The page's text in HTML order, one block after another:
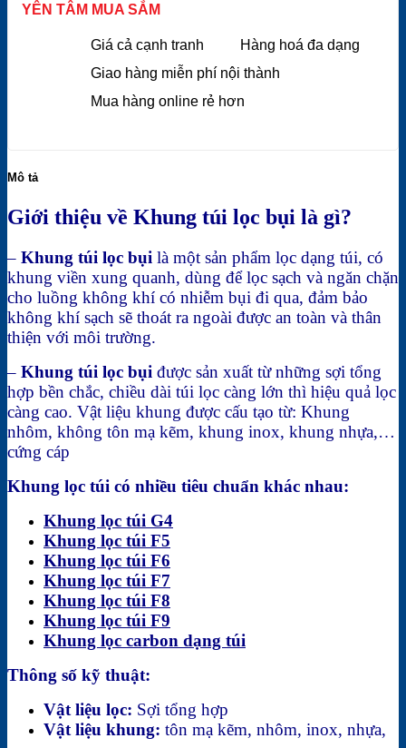
YÊN TÂM MUA SẮM
Giá cả cạnh tranh
Hàng hoá đa dạng
Giao hàng miễn phí nội thành
Mua hàng online rẻ hơn
Mô tả
Giới thiệu về Khung túi lọc bụi là gì?
– Khung túi lọc bụi là một sản phẩm lọc dạng túi, có
khung viền xung quanh, dùng để lọc sạch và ngăn chặn
cho luồng không khí có nhiễm bụi đi qua, đảm bảo
không khí sạch sẽ thoát ra ngoài được an toàn và thân
thiện với môi trường.
– Khung túi lọc bụi được sản xuất từ những sợi tổng
hợp bền chắc, chiều dài túi lọc càng lớn thì hiệu quả lọc
càng cao. Vật liệu khung được cấu tạo từ: Khung
nhôm, không tôn mạ kẽm, khung inox, khung nhựa,…
cứng cáp
Khung lọc túi có nhiều tiêu chuẩn khác nhau:
Khung lọc túi G4
Khung lọc túi F5
Khung lọc túi F6
Khung lọc túi F7
Khung lọc túi F8
Khung lọc túi F9
Khung lọc carbon dạng túi
Thông số kỹ thuật:
Vật liệu lọc: Sợi tổng hợp
Vật liệu khung: tôn mạ kẽm, nhôm, inox, nhựa,